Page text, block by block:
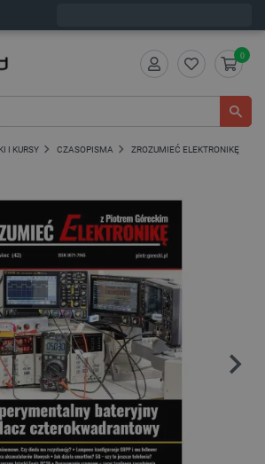
0
I KURSY CZASOPISMA ZROZUMIEĆ ELEKTRONIKĘ